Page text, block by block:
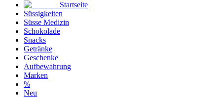
Startseite
Süssigkeiten
Süsse Medizin
Schokolade
Snacks
Getränke
Geschenke
Aufbewahrung
Marken
%
Neu